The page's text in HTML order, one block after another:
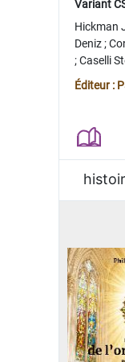
Variant
Hickman
Deniz;
;Caselli
Juan
Éditeur :